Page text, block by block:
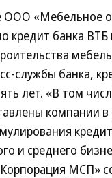
ООО «Мебельное
кредит банка ВТБ
службы банка,
лет. «В том
компании в
и среднего
МСП»